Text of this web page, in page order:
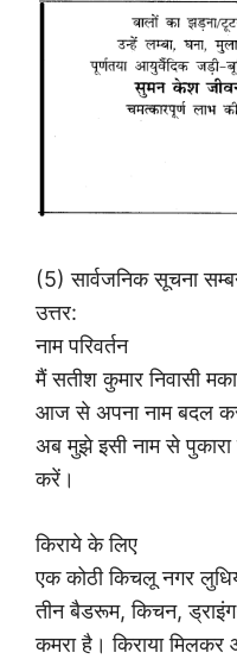
(5) सार्वजनिक सूचना
उत्तर:
नाम परिवर्तन
मैं सतीश कुमार निवासी
आज से अपना नाम बदल कर
अब मुझे इसी नाम से पुकारा
करें।
किराये के लिए
एक कोठी किचलू नगर
तीन बैडरूम, किचन,
कमरा है। किराया